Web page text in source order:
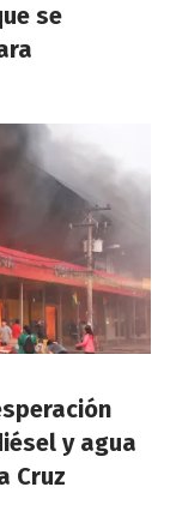
se
y agua
Cruz